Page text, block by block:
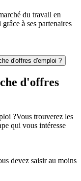
du travail en
à ses partenaires
d'offres d'emploi ?
d'offres
?Vous trouverez les
qui vous intéresse
devez saisir au moins